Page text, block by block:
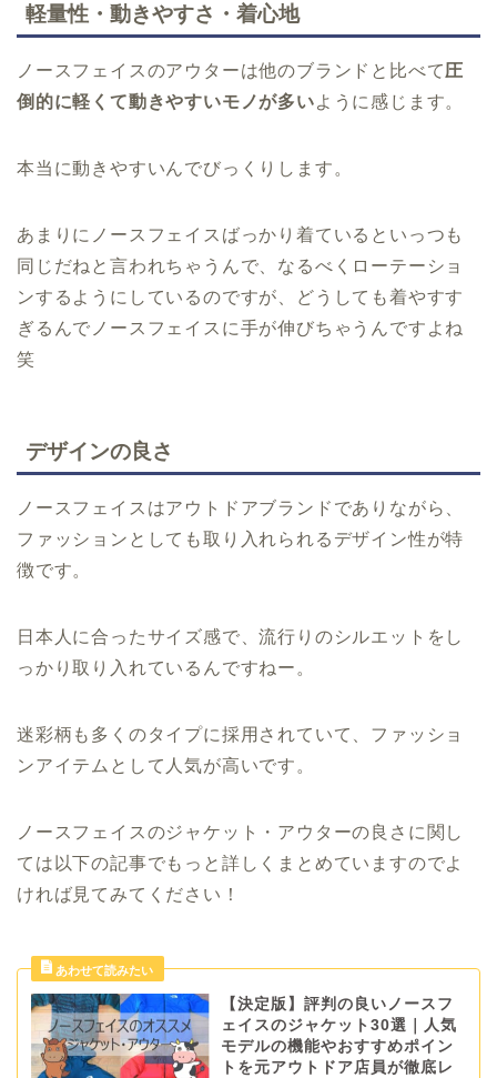
軽量性・動きやすさ・着心地
ノースフェイスのアウターは他のブランドと比べて圧
倒的に軽くて動きやすいモノが多いように感じます。
本当に動きやすいんでびっくりします。
あまりにノースフェイスばっかり着ているといっつも
同じだねと言われちゃうんで、なるべくローテーショ
ンするようにしているのですが、どうしても着やすす
ぎるんでノースフェイスに手が伸びちゃうんですよね
笑
デザインの良さ
ノースフェイスはアウトドアブランドでありながら、
ファッションとしても取り入れられるデザイン性が特
徴です。
日本人に合ったサイズ感で、流行りのシルエットをし
っかり取り入れているんですねー。
迷彩柄も多くのタイプに採用されていて、ファッショ
ンアイテムとして人気が高いです。
ノースフェイスのジャケット・アウターの良さに関し
ては以下の記事でもっと詳しくまとめていますのでよ
ければ見てみてください！
【決定版】評判の良いノースフ
ェイスのジャケット30選｜人気
モデルの機能やおすすめポイン
トを元アウトドア店員が徹底レ